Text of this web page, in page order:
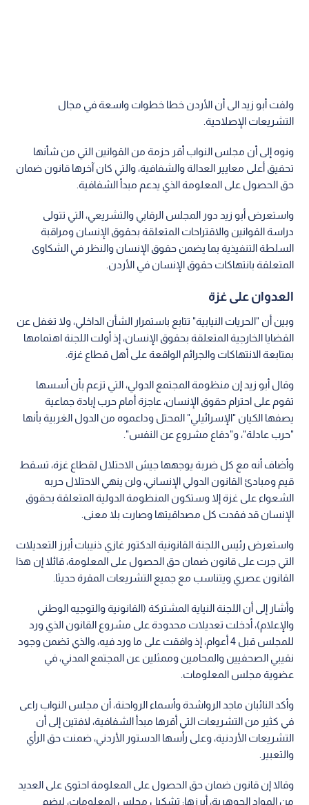
ولفت أبو زيد الى أن الأردن خطا خطوات واسعة في مجال
التشريعات الإصلاحية.
ونوه إلى أن مجلس النواب أقر حزمة من القوانين التي من شأنها
تحقيق أعلى معايير العدالة والشفافية، والتي كان آخرها قانون ضمان
حق الحصول على المعلومة الذي يدعم مبدأ الشفافية.
واستعرض أبو زيد دور المجلس الرقابي والتشريعي، التي تتولى
دراسة القوانين والاقتراحات المتعلقة بحقوق الإنسان ومراقبة
السلطة التنفيذية بما يضمن حقوق الإنسان والنظر في الشكاوى
المتعلقة بانتهاكات حقوق الإنسان في الأردن.
العدوان على غزة
وبين أن "الحريات النيابية" تتابع باستمرار الشأن الداخلي، ولا تغفل عن
القضايا الخارجية المتعلقة بحقوق الإنسان، إذ أولت اللجنة اهتمامها
بمتابعة الانتهاكات والجرائم الواقعة على أهل قطاع غزة.
وقال أبو زيد إن منظومة المجتمع الدولي، التي تزعم بأن أسسها
تقوم على احترام حقوق الإنسان، عاجزة أمام حرب إبادة جماعية
يصفها الكيان "الإسرائيلي" المحتل وداعموه من الدول الغربية بأنها
"حرب عادلة"، و"دفاع مشروع عن النفس".
وأضاف أنه مع كل ضربة يوجهها جيش الاحتلال لقطاع غزة، تسقط
قيم ومبادئ القانون الدولي الإنساني، ولن ينهي الاحتلال حربه
الشعواء على غزة إلا وستكون المنظومة الدولية المتعلقة بحقوق
الإنسان قد فقدت كل مصداقيتها وصارت بلا معنى.
واستعرض رئيس اللجنة القانونية الدكتور غازي ذنيبات أبرز التعديلات
التي جرت على قانون ضمان حق الحصول على المعلومة، قائلا إن هذا
القانون عصري ويتناسب مع جميع التشريعات المقرة حديثا.
وأشار إلى أن اللجنة النياية المشتركة (القانونية والتوجيه الوطني
والإعلام)، أدخلت تعديلات محدودة على مشروع القانون الذي ورد
للمجلس قبل 4 أعوام، إذ وافقت على ما ورد فيه، والذي تضمن وجود
نقيبي الصحفيين والمحامين وممثلين عن المجتمع المدني، في
عضوية مجلس المعلومات.
وأكد النائبان ماجد الرواشدة وأسماء الرواحنة، أن مجلس النواب راعى
في كثير من التشريعات التي أقرها مبدأ الشفافية، لافتين إلى أن
التشريعات الأردنية، وعلى رأسها الدستور الأردني، ضمنت حق الرأي
والتعبير.
وقالا إن قانون ضمان حق الحصول على المعلومة احتوى على العديد
من المواد الجوهرية، أبرزها: تشكيل مجلس المعلومات، ليضم